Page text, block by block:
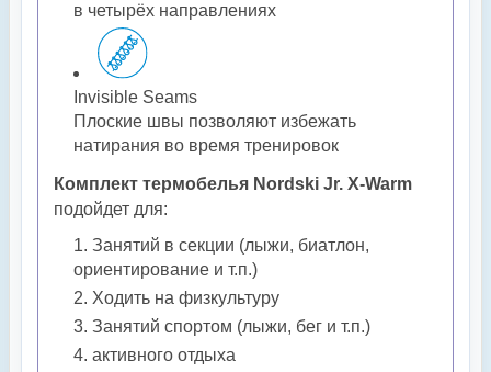
в четырёх направлениях
Invisible Seams
Плоские швы позволяют избежать
натирания во время тренировок
Комплект термобелья Nordski Jr. X-Warm
подойдет для:
Занятий в секции (лыжи, биатлон,
ориентирование и т.п.)
Ходить на физкультуру
Занятий спортом (лыжи, бег и т.п.)
активного отдыха